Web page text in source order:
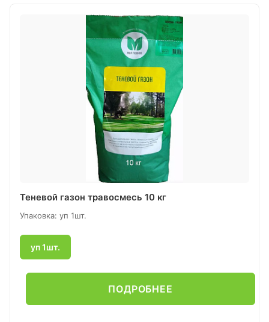
Теневой газон травосмесь 10 кг
Упаковка: уп 1шт.
уп 1шт.
ПОДРОБНЕЕ